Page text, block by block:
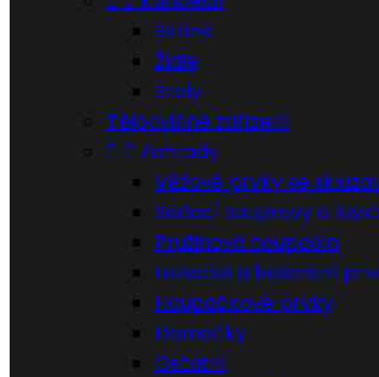
Skříně
Židle
Stoly
Tělocvičné zařízení
  Zahrady
Věžové prvky se
Sedací soupravy a
Pružinová houpadla
Lezecké a balanční
Houpačkové prvky
Domečky
Ostatní